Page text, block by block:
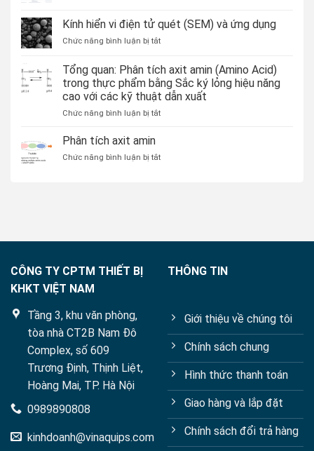
Trong
Vực
Học
Phân
Tích
tiết
về
hướng
25/3/3035
Kính hiển vi điện tử quét (SEM) và ứng dụng
Chức năng bình luận bị tắtở
hiển
vi
điện
tử
quét
dụng
Tổng quan: Phân tích axit amin (Amino Acid)
trong thực phẩm bằng Sắc ký lỏng hiệu năng
cao với các kỹ thuật dẫn xuất
Chức năng bình luận bị tắtở
tích
phẩm
Sắc
năng
các
thuật
xuất
Phân tích axit amin
Chức năng bình luận bị tắtở
CÔNG TY CPTM THIẾT BỊ
KHKT VIỆT NAM
Tầng 3, khu văn phòng,
tòa nhà CT2B Nam Đô
Complex, số 609
Trương Định, Thịnh Liệt,
Hoàng Mai, TP. Hà Nội
0989890808
kinhdoanh@vinaquips.com
THÔNG TIN
Giới thiệu về chúng tôi
Chính sách chung
Hình thức thanh toán
Giao hàng và lắp đặt
Chính sách đổi trả hàng